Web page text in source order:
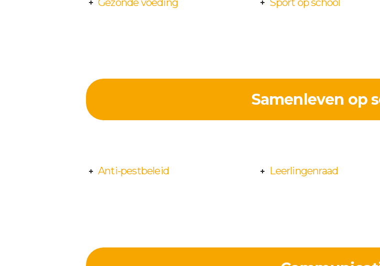
Samenleven op
Anti-pestbeleid Leerlingenraad